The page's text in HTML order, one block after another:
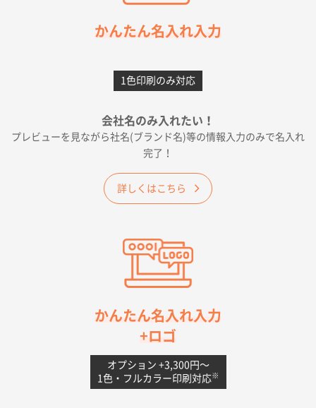
2026年05月21日 12:56
300枚
2026年05月19日 12:05
大阪府E社様
ワンポイントポリ袋 A4サイズ
2026年04月25日 17:53
納期が早そうだった
ワンポイントポリ袋 A4サイズ(黒)
2026年04月20日 14:28
お値打ちだったので
茨城県G社様
300枚
値段と注文のしやすさ
かんたん名入れ入力
1色印刷のみ対応
会社名のみ入れたい！
プレビューを見ながら社名(ブランド名)等の情報入力のみで名入れ
完了！
詳しくはこちら
かんたん名入れ入力
+ロゴ
オプション +3,300円〜
1色・フルカラー印刷対応※